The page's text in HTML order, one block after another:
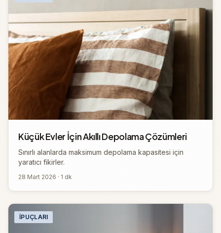
Küçük Evler İçin Akıllı Depolama Çözümleri
Sınırlı alanlarda maksimum depolama kapasitesi için
yaratıcı fikirler.
28 Mart 2026 · 1 dk
İPUÇLARI